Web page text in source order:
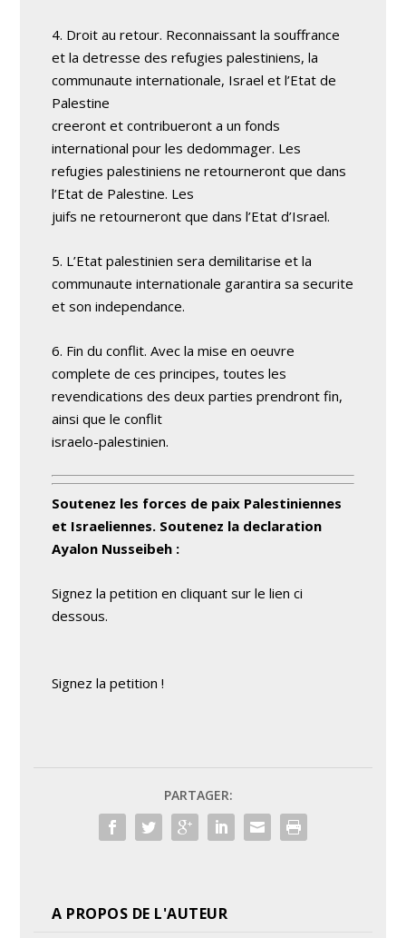
4. Droit au retour. Reconnaissant la souffrance
et la detresse des refugies palestiniens, la
communaute internationale, Israel et l’Etat de
Palestine
creeront et contribueront a un fonds
international pour les dedommager. Les
refugies palestiniens ne retourneront que dans
l’Etat de Palestine. Les
juifs ne retourneront que dans l’Etat d’Israel.
5. L’Etat palestinien sera demilitarise et la
communaute internationale garantira sa securite
et son independance.
6. Fin du conflit. Avec la mise en oeuvre
complete de ces principes, toutes les
revendications des deux parties prendront fin,
ainsi que le conflit
israelo-palestinien.
Soutenez les forces de paix Palestiniennes
et Israeliennes. Soutenez la declaration
Ayalon Nusseibeh :
Signez la petition en cliquant sur le lien ci
dessous.
Signez la petition !
PARTAGER:
A PROPOS DE L'AUTEUR